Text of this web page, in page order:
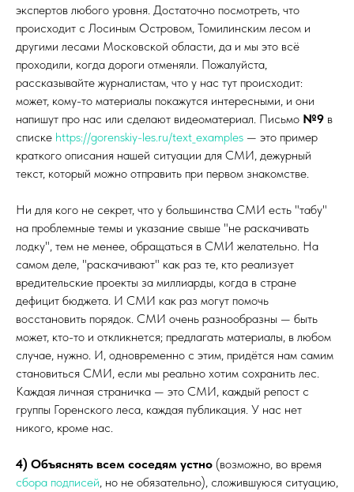
экспертов любого уровня. Достаточно посмотреть, что
происходит с Лосиным Островом, Томилинским лесом и
другими лесами Московской области, да и мы это всё
проходили, когда дороги отменяли. Пожалуйста,
рассказывайте журналистам, что у нас тут происходит:
может, кому-то материалы покажутся интересными, и они
напишут про нас или сделают видеоматериал. Письмо №9 в
списке https://gorenskiy-les.ru/text_examples — это пример
краткого описания нашей ситуации для СМИ, дежурный
текст, который можно отправить при первом знакомстве.
Ни для кого не секрет, что у большинства СМИ есть "табу"
на проблемные темы и указание свыше "не раскачивать
лодку", тем не менее, обращаться в СМИ желательно. На
самом деле, "раскачивают" как раз те, кто реализует
вредительские проекты за миллиарды, когда в стране
дефицит бюджета. И СМИ как раз могут помочь
восстановить порядок. СМИ очень разнообразны — быть
может, кто-то и откликнется; предлагать материалы, в любом
случае, нужно. И, одновременно с этим, придётся нам самим
становиться СМИ, если мы реально хотим сохранить лес.
Каждая личная страничка — это СМИ, каждый репост с
группы Горенского леса, каждая публикация. У нас нет
никого, кроме нас.
4) Объяснять всем соседям устно (возможно, во время
сбора подписей, но не обязательно), сложившуюся ситуацию,